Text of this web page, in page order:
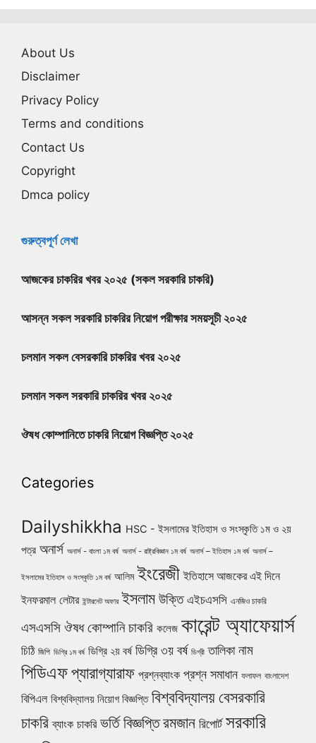
About Us
Disclaimer
Privacy Policy
Terms and conditions
Contact Us
Copyright
Dmca policy
গুরুত্বপূর্ণ লেখা
আজকের চাকরির খবর ২০২৫ (সকল সরকারি চাকরি)
আসন্ন সকল সরকারি চাকরির নিয়োগ পরীক্ষার সময়সূচী ২০২৫
চলমান সকল বেসরকারি চাকরির খবর ২০২৫
চলমান সকল সরকারি চাকরির খবর ২০২৫
ঔষধ কোম্পানিতে চাকরি নিয়োগ বিজ্ঞপ্তি ২০২৫
Categories
Dailyshikkha HSC - ইসলামের ইতিহাস ও সংস্কৃতি ১ম ও ২য়
পত্র অনার্স অনার্স - বাংলা ১ম বর্ষ অনার্স - রাষ্ট্রবিজ্ঞান ১ম বর্ষ অনার্স – ইতিহাস ১ম বর্ষ অনার্স –
ইসলামের ইতিহাস ও সংস্কৃতি ১ম বর্ষ আলিম ইংরেজী ইতিহাসে আজকের এই দিনে
ইনফরমাল লেটার ইন্টারনেট অফার ইসলাম উক্তি এইচএসসি এনজিও চাকরি
এসএসসি ঔষধ কোম্পানি চাকরি কলেজ কারেন্ট অ্যাফেয়ার্স
চিঠি জিপি ডিগ্রি ১ম বর্ষ ডিগ্রি ২য় বর্ষ ডিগ্রি ৩য় বর্ষ ডিগ্রী তালিকা নাম
পিডিএফপ্যারাগ্যারাফ প্রশ্নব্যাংক প্রশ্ন সমাধান ফলাফল বাংলাদেশ
বিপিএল বিশ্ববিদ্যালয় নিয়োগ বিজ্ঞপ্তি বিশ্ববিদ্যালয়বেসরকারি
চাকরি ব্যাংক চাকরি ভর্তি বিজ্ঞপ্তিরমজান রিপোর্ট সরকারি